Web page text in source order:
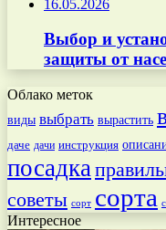
16.05.2026
Выбор и
защиты от
Облако меток
виды выбрать вырастить
даче дачи инструкция
посадка
советы сорт сорта
Интересное